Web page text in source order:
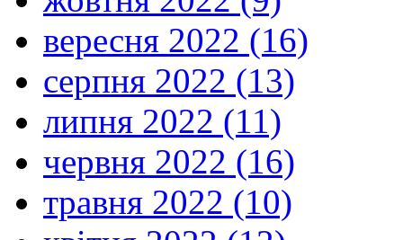
вересня 2022 (16)
серпня 2022 (13)
липня 2022 (11)
червня 2022 (16)
травня 2022 (10)